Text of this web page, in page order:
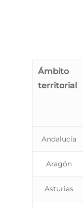
Ámbito
territorial
Andalucía
Aragón
Asturias